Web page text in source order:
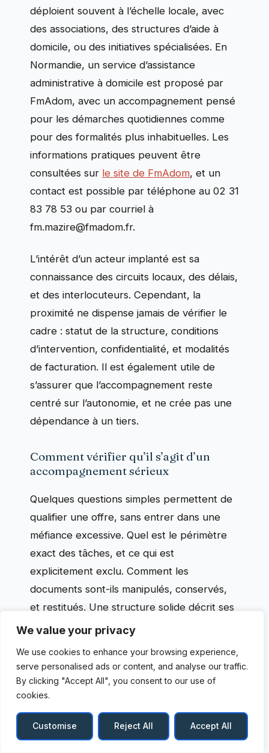
We value your privacy
We use cookies to enhance your browsing experience,
serve personalised ads or content, and analyse our traffic.
By clicking "Accept All", you consent to our use of
cookies.
Customise Reject All Accept All
déploient souvent à l’échelle locale, avec
des associations, des structures d’aide à
domicile, ou des initiatives spécialisées. En
Normandie, un service d’assistance
administrative à domicile est proposé par
FmAdom, avec un accompagnement pensé
pour les démarches quotidiennes comme
pour des formalités plus inhabituelles. Les
informations pratiques peuvent être
consultées sur le site de FmAdom, et un
contact est possible par téléphone au 02 31
83 78 53 ou par courriel à
fm.mazire@fmadom.fr.
L’intérêt d’un acteur implanté est sa
connaissance des circuits locaux, des délais,
et des interlocuteurs. Cependant, la
proximité ne dispense jamais de vérifier le
cadre : statut de la structure, conditions
d’intervention, confidentialité, et modalités
de facturation. Il est également utile de
s’assurer que l’accompagnement reste
centré sur l’autonomie, et ne crée pas une
dépendance à un tiers.
Comment vérifier qu’il s’agit d’un
accompagnement sérieux
Quelques questions simples permettent de
qualifier une offre, sans entrer dans une
méfiance excessive. Quel est le périmètre
exact des tâches, et ce qui est
explicitement exclu. Comment les
documents sont-ils manipulés, conservés,
et restitués. Une structure solide décrit ses
pratiques, plutôt que de promettre une
Dans le cas de Nadia, le point sensible est la
gestion des identifiants en ligne, car Marcel
a plusieurs comptes. L’intervenant propose
un carnet d’accès conservé dans un endroit